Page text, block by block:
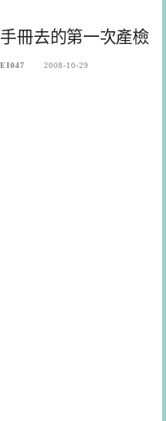
冊去的第一次產檢
2008-10-29